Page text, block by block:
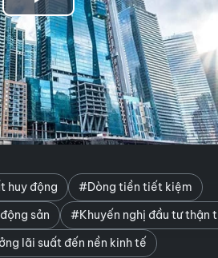
Play
Video
huy động
#Dòng tiền tiết kiệm
sản
#Khuyến nghị đầu tư thận
lãi suất đến nền kinh tế